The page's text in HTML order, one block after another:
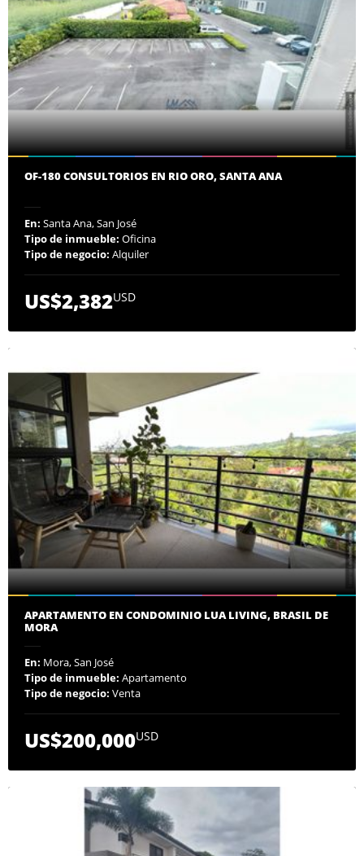
OF-180 CONSULTORIOS EN RIO ORO, SANTA ANA
En: Santa Ana, San José
Tipo de inmueble: Oficina
Tipo de negocio: Alquiler
US$2,382USD
APARTAMENTO EN CONDOMINIO LUA LIVING, BRASIL DE
MORA
En: Mora, San José
Tipo de inmueble: Apartamento
Tipo de negocio: Venta
US$200,000USD